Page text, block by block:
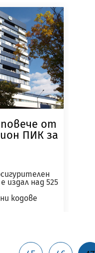
от
ПИК за
над 525
кодове